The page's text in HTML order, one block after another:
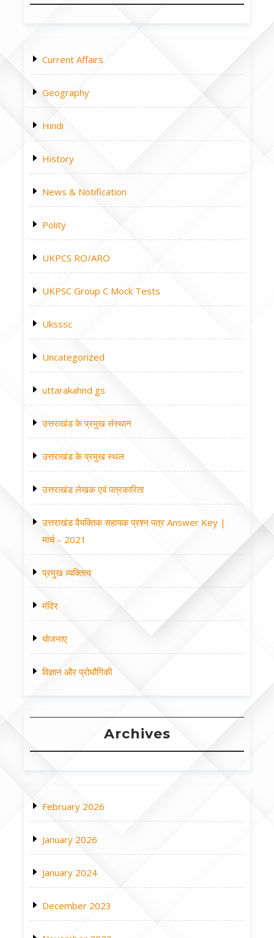
Current Affairs
Geography
Hindi
History
News & Notification
Polity
UKPCS RO/ARO
UKPSC Group C Mock Tests
Uksssc
Uncategorized
uttarakahnd gs
उत्तराखंड के प्रमुख संस्थान
उत्तराखंड के प्रमुख स्थल
उत्तराखंड लेखक एवं पत्रकारिता
उत्तराखंड वैयक्तिक सहायक प्रश्न पत्र Answer Key |
मार्च – 2021
प्रमुख व्यक्तित्व
मंदिर
योजनाए
विज्ञान और प्रोधौगिकी
Archives
February 2026
January 2026
January 2024
December 2023